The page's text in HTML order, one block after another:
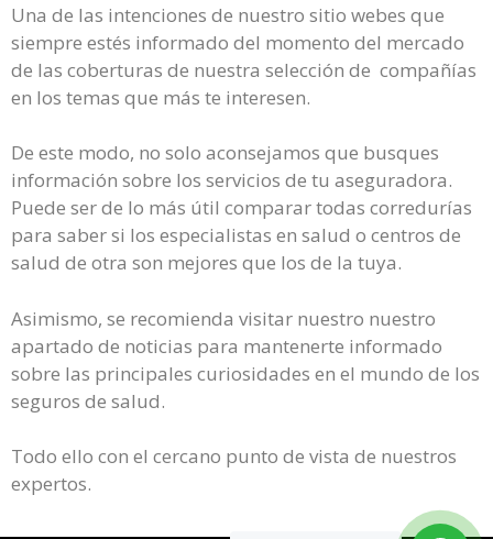
Una de las intenciones de nuestro sitio webes que
siempre estés informado del momento del mercado
de las coberturas de nuestra selección de compañías
en los temas que más te interesen.
De este modo, no solo aconsejamos que busques
información sobre los servicios de tu aseguradora.
Puede ser de lo más útil comparar todas corredurías
para saber si los especialistas en salud o centros de
salud de otra son mejores que los de la tuya.
Asimismo, se recomienda visitar nuestro nuestro
apartado de noticias para mantenerte informado
sobre las principales curiosidades en el mundo de los
seguros de salud.
Todo ello con el cercano punto de vista de nuestros
expertos.